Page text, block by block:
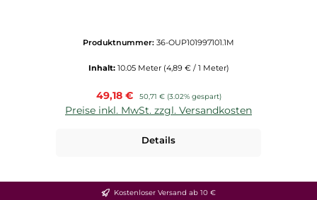
Produktnummer: 36-OUP101997101.1M
Inhalt: 10.05 Meter (4,89 € / 1 Meter)
Verkaufspreis:
49,18 € Regulärer Preis:
50,71 € (3.02% gespart)
Preise inkl. MwSt. zzgl. Versandkosten
Details
Kostenloser Versand ab 10 €